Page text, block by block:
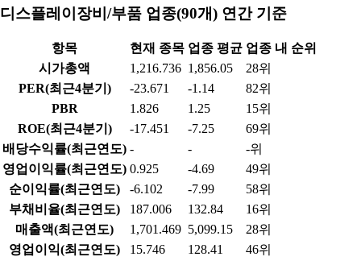
디스플레이장비/부품 업종(90개) 연간 기준
항목 현재 종목 업종 평균 업종 내 순위
시가총액
1,216.736 1,856.05
28위
PER(최근4분기)
-23.671 -1.14
82위
PBR
1.826 1.25
15위
ROE(최근4분기)
-17.451 -7.25
69위
배당수익률(최근연도) - -
-위
영업이익률(최근연도) 0.925 -4.69
49위
순이익률(최근연도)
-6.102 -7.99
58위
부채비율(최근연도)
187.006 132.84
16위
매출액(최근연도)
1,701.469 5,099.15
28위
영업이익(최근연도)
15.746 128.41
46위